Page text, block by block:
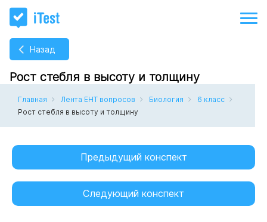
Назад
Рост стебля в высоту и толщину
Главная Лента ЕНТ вопросов Биология
6 класс
Рост стебля в высоту и толщину
Предыдущий конспект
Следующий конспект